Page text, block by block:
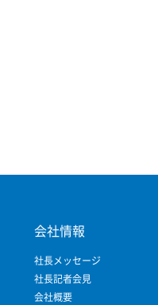
会社情報
社長メッセージ
社長記者会見
会社概要